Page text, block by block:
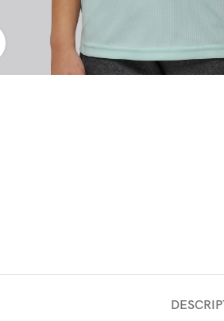
Click to enlarge